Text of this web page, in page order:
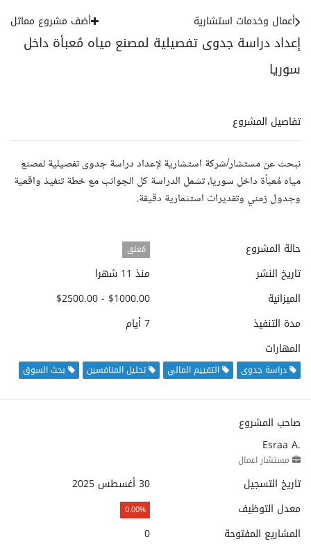
إعداد دراسة جدوى تفصيلية لمصنع مياه مُعبأة داخل
سوريا
أعمال وخدمات استشارية أضف مشروع مماثل
تفاصيل المشروع
نبحث عن مستشار/شركة استشارية لإعداد دراسة جدوى تفصيلية لمصنع
مياه مُعبأة داخل سوريا، تشمل الدراسة كل الجوانب مع خطة تنفيذ واقعية
وجدول زمني وتقديرات استثمارية دقيقة.
حالة المشروع مُغلق
تاريخ النشر
منذ 11 شهرا
الميزانية
$1000.00 - $2500.00
مدة التنفيذ
7 أيام
المهارات
دراسة جدوى التقييم المالي تحليل المنافسين بحث السوق
صاحب المشروع
Esraa A.
مستشار اعمال
تاريخ التسجيل
30 أغسطس 2025
معدل التوظيف
0.00%
المشاريع المفتوحة
0